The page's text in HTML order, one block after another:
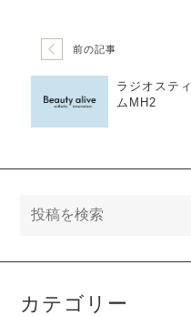
前の記事
ラジオスティ
ムMH2
カテゴリー